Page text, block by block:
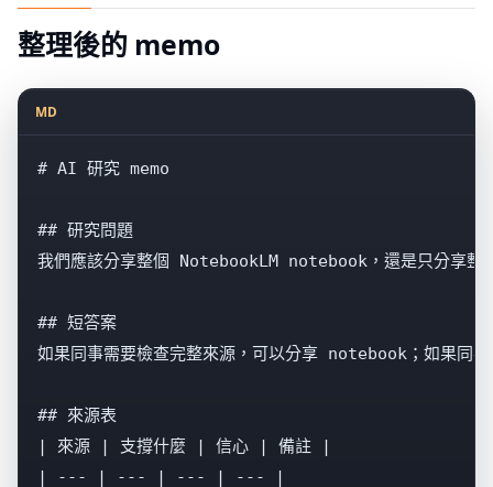
整理後的 memo
MD
# AI 研究 memo
## 研究問題
我們應該分享整個 NotebookLM notebook，還是只分享整
## 短答案
如果同事需要檢查完整來源，可以分享 notebook；如果同
## 來源表
| 來源 | 支撐什麼 | 信心 | 備註 |
| --- | --- | --- | --- |